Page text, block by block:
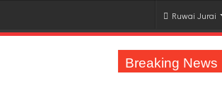
Ruwai Jurai
Breaking News
Jasa Raharja